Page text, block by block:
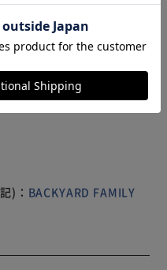
いのイイトコどり】 手ぬ
風合いをプラス。両面には
り上げたタオルてぬぐい。
方いろいろ】 拭く、洗
ち運ぶ。自宅でのバスタイ
ので、スポーツやサウナ、
トにもおすすめ】 個性が
る
合がございます。あらか
)： BACKYARD FAMILY